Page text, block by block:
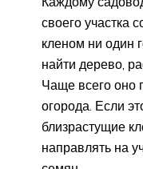
своего участка
кленом ни один
найти дерево,
Чаще всего оно
огорода. Если
близрастущие
направлять на